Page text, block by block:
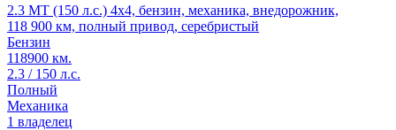
2.3 MT (150 л.с.) 4x4, бензин, механика, внедорожник,
118 900 км, полный привод, серебристый
Бензин
118900 км.
2.3 / 150 л.с.
Полный
Механика
1 владелец